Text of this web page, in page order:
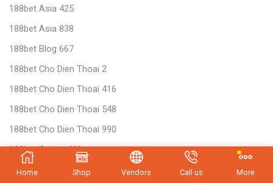
188bet Asia 425
188bet Asia 838
188bet Blog 667
188bet Cho Dien Thoai 2
188bet Cho Dien Thoai 416
188bet Cho Dien Thoai 548
188bet Cho Dien Thoai 990
188bet Codes 460
188bet Dang Ky 359
Home Shop Vendors Call us More